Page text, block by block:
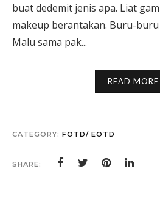
buat dedemit jenis apa. Liat
makeup berantakan. Buru-
Malu sama pak...
READ MORE
CATEGORY: FOTD/ EOTD
SHARE: